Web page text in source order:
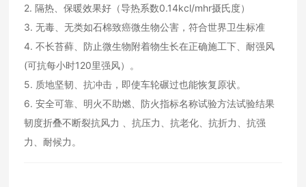
2. 隔热、保暖效果好（导热系数0.14kcl/mhr摄氏度）
3. 无毒、无类如石棉致癌微生物公害，符合世界卫生标准
4. 不长苔藓、防止微生物附着物生长在正确施工下、耐强风
(可抗每小时120里强风）。
5. 质地坚韧、抗冲击，即使车轮碾过也能恢复原状。
6. 安全可靠、明火不助燃、防火指标名称试验方法试验结果
韧度折叠不断裂抗风力 、抗压力、抗老化、抗折力、抗强
力、耐候力。